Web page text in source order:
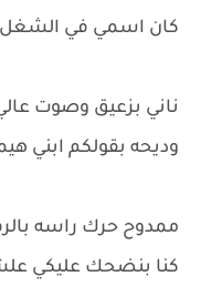
كان اسمي في
ناني بزعيق وصوت
وديحه بقولكم ابني
ممدوح حرك راسه
كنا بنضحك عليكي